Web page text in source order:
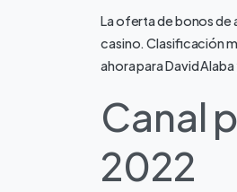
La oferta de bonos de
casino. Clasificación
ahora para David
Canal
2022